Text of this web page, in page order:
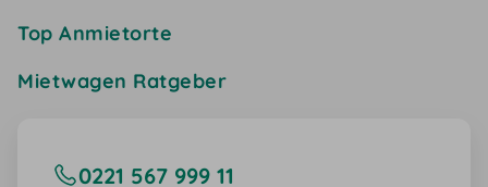
Top Anmietorte
Mietwagen Ratgeber
0221 567 999 11